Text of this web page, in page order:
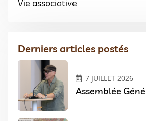
Vie associative
Derniers articles postés
7 JUILLET 2026
Assemblée